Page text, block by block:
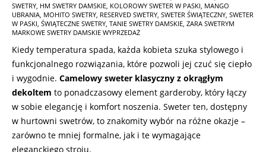
11-
07
SWETRY HM SWETRY DAMSKIE KOLOROWY SWETER W PASKI MANGO
UBRANIA MOHITO SWETRY RESERVED SWETRY SWETER ŚWIĄTECZNY SWETER
W PASKI ŚWIĄTECZNE SWETRY TANIE SWETRY DAMSKIE ZARA SWETRYM
MARKOWE SWETRY DAMSKIE WYPRZEDAŻ
Kiedy temperatura spada, każda kobieta szuka stylowego i
funkcjonalnego rozwiązania, które pozwoli jej czuć się ciepło
i wygodnie. Camelowy sweter klasyczny z okrągłym
dekoltem to ponadczasowy element garderoby, który łączy
w sobie elegancję i komfort noszenia. Sweter ten, dostępny
w hurtowni swetrów, to znakomity wybór na różne okazje –
zarówno te mniej formalne, jak i te wymagające
eleganckiego stroju.